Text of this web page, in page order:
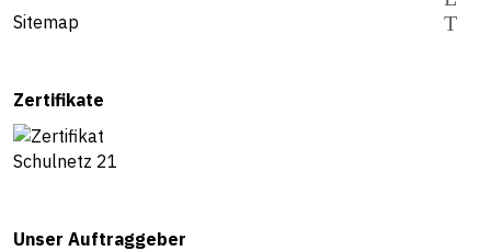
Sitemap
Zertifikate
Unser Auftraggeber